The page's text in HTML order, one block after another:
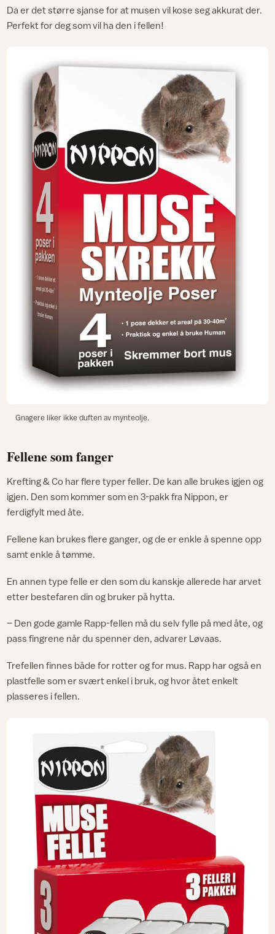
Da er det større sjanse for at musen vil kose seg akkurat der.
Perfekt for deg som vil ha den i fellen!
Gnagere liker ikke duften av mynteolje.
Fellene som fanger
Krefting & Co har flere typer feller. De kan alle brukes igjen og
igjen. Den som kommer som en 3-pakk fra Nippon, er
ferdigfylt med åte.
Fellene kan brukes flere ganger, og de er enkle å spenne opp
samt enkle å tømme.
En annen type felle er den som du kanskje allerede har arvet
etter bestefaren din og bruker på hytta.
– Den gode gamle Rapp-fellen må du selv fylle på med åte, og
pass fingrene når du spenner den, advarer Løvaas.
Trefellen finnes både for rotter og for mus. Rapp har også en
plastfelle som er svært enkel i bruk, og hvor åtet enkelt
plasseres i fellen.